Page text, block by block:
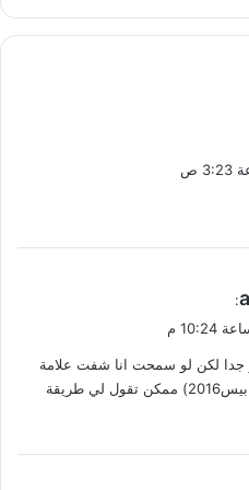
:
لكن لو سمحت انا شفت علامة
دراع (الي يلعبو فيها بيس2016) ممكن تقول لي طريقة